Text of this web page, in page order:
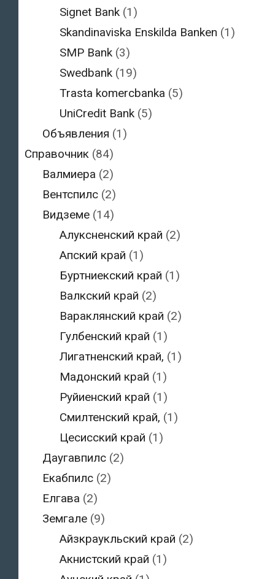
Signet Bank (1)
Skandinaviska Enskilda Banken (1)
SMP Bank (3)
Swedbank (19)
Trasta komercbanka (5)
UniCredit Bank (5)
Объявления (1)
Справочник (84)
Валмиера (2)
Вентспилс(2)
Видземе(14)
Алуксненский край (2)
Апский край (1)
Буртниекский край (1)
Валкский край (2)
Вараклянский край (2)
Гулбенский край (1)
Лигатненский край, (1)
Мадонский край (1)
Руйиенский край (1)
Смилтенский край, (1)
Цесисский край (1)
Даугавпилс(2)
Екабпилс(2)
Елгава (2)
Земгале(9)
Айзкраукльский край (2)
Акнистский край (1)